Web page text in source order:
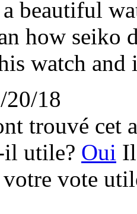
beautiful
how seiko
watch
20/18
trouvé cet
il utile? Oui
vote